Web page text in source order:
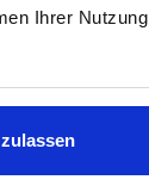
Ihrer Nutzung